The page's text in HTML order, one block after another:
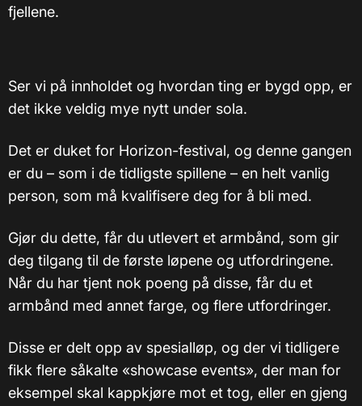
fjellene.
Ser vi på innholdet og hvordan ting er bygd opp, er
det ikke veldig mye nytt under sola.
Det er duket for Horizon-festival, og denne gangen
er du – som i de tidligste spillene – en helt vanlig
person, som må kvalifisere deg for å bli med.
Gjør du dette, får du utlevert et armbånd, som gir
deg tilgang til de første løpene og utfordringene.
Når du har tjent nok poeng på disse, får du et
armbånd med annet farge, og flere utfordringer.
Disse er delt opp av spesialløp, og der vi tidligere
fikk flere såkalte «showcase events», der man for
eksempel skal kappkjøre mot et tog, eller en gjeng